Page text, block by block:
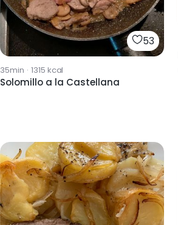
53
35min · 1315 kcal
Solomillo a la Castellana